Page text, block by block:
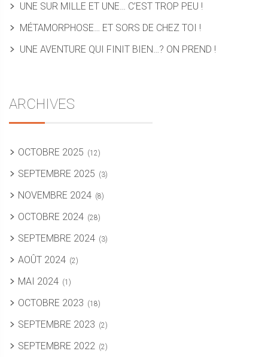
UNE SUR MILLE ET UNE… C’EST TROP PEU !
MÉTAMORPHOSE… ET SORS DE CHEZ TOI !
UNE AVENTURE QUI FINIT BIEN…? ON PREND !
ARCHIVES
OCTOBRE 2025 (12)
SEPTEMBRE 2025 (3)
NOVEMBRE 2024 (8)
OCTOBRE 2024 (28)
SEPTEMBRE 2024 (3)
AOÛT 2024 (2)
MAI 2024 (1)
OCTOBRE 2023 (18)
SEPTEMBRE 2023 (2)
SEPTEMBRE 2022 (2)